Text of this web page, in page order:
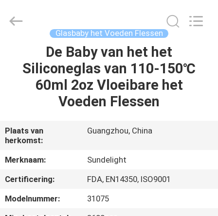
PRODUCTEN
OVER
ONS
FABRIEKSREIS
Infant
products
Glasbaby het Voeden Flessen
De Baby van het het
Siliconeglas van 110-150℃
60ml 2oz Vloeibare het
Voeden Flessen
Plaats van
herkomst:
Guangzhou, China
Merknaam:
Sundelight
Certificering:
FDA, EN14350, ISO9001
Modelnummer:
31075